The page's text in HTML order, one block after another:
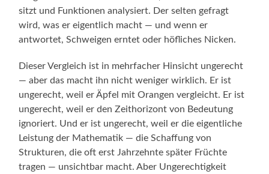
sitzt und Funktionen analysiert. Der selten gefragt
wird, was er eigentlich macht — und wenn er
antwortet, Schweigen erntet oder höfliches Nicken.
Dieser Vergleich ist in mehrfacher Hinsicht ungerecht
— aber das macht ihn nicht weniger wirklich. Er ist
ungerecht, weil er Äpfel mit Orangen vergleicht. Er ist
ungerecht, weil er den Zeithorizont von Bedeutung
ignoriert. Und er ist ungerecht, weil er die eigentliche
Leistung der Mathematik — die Schaffung von
Strukturen, die oft erst Jahrzehnte später Früchte
tragen — unsichtbar macht. Aber Ungerechtigkeit